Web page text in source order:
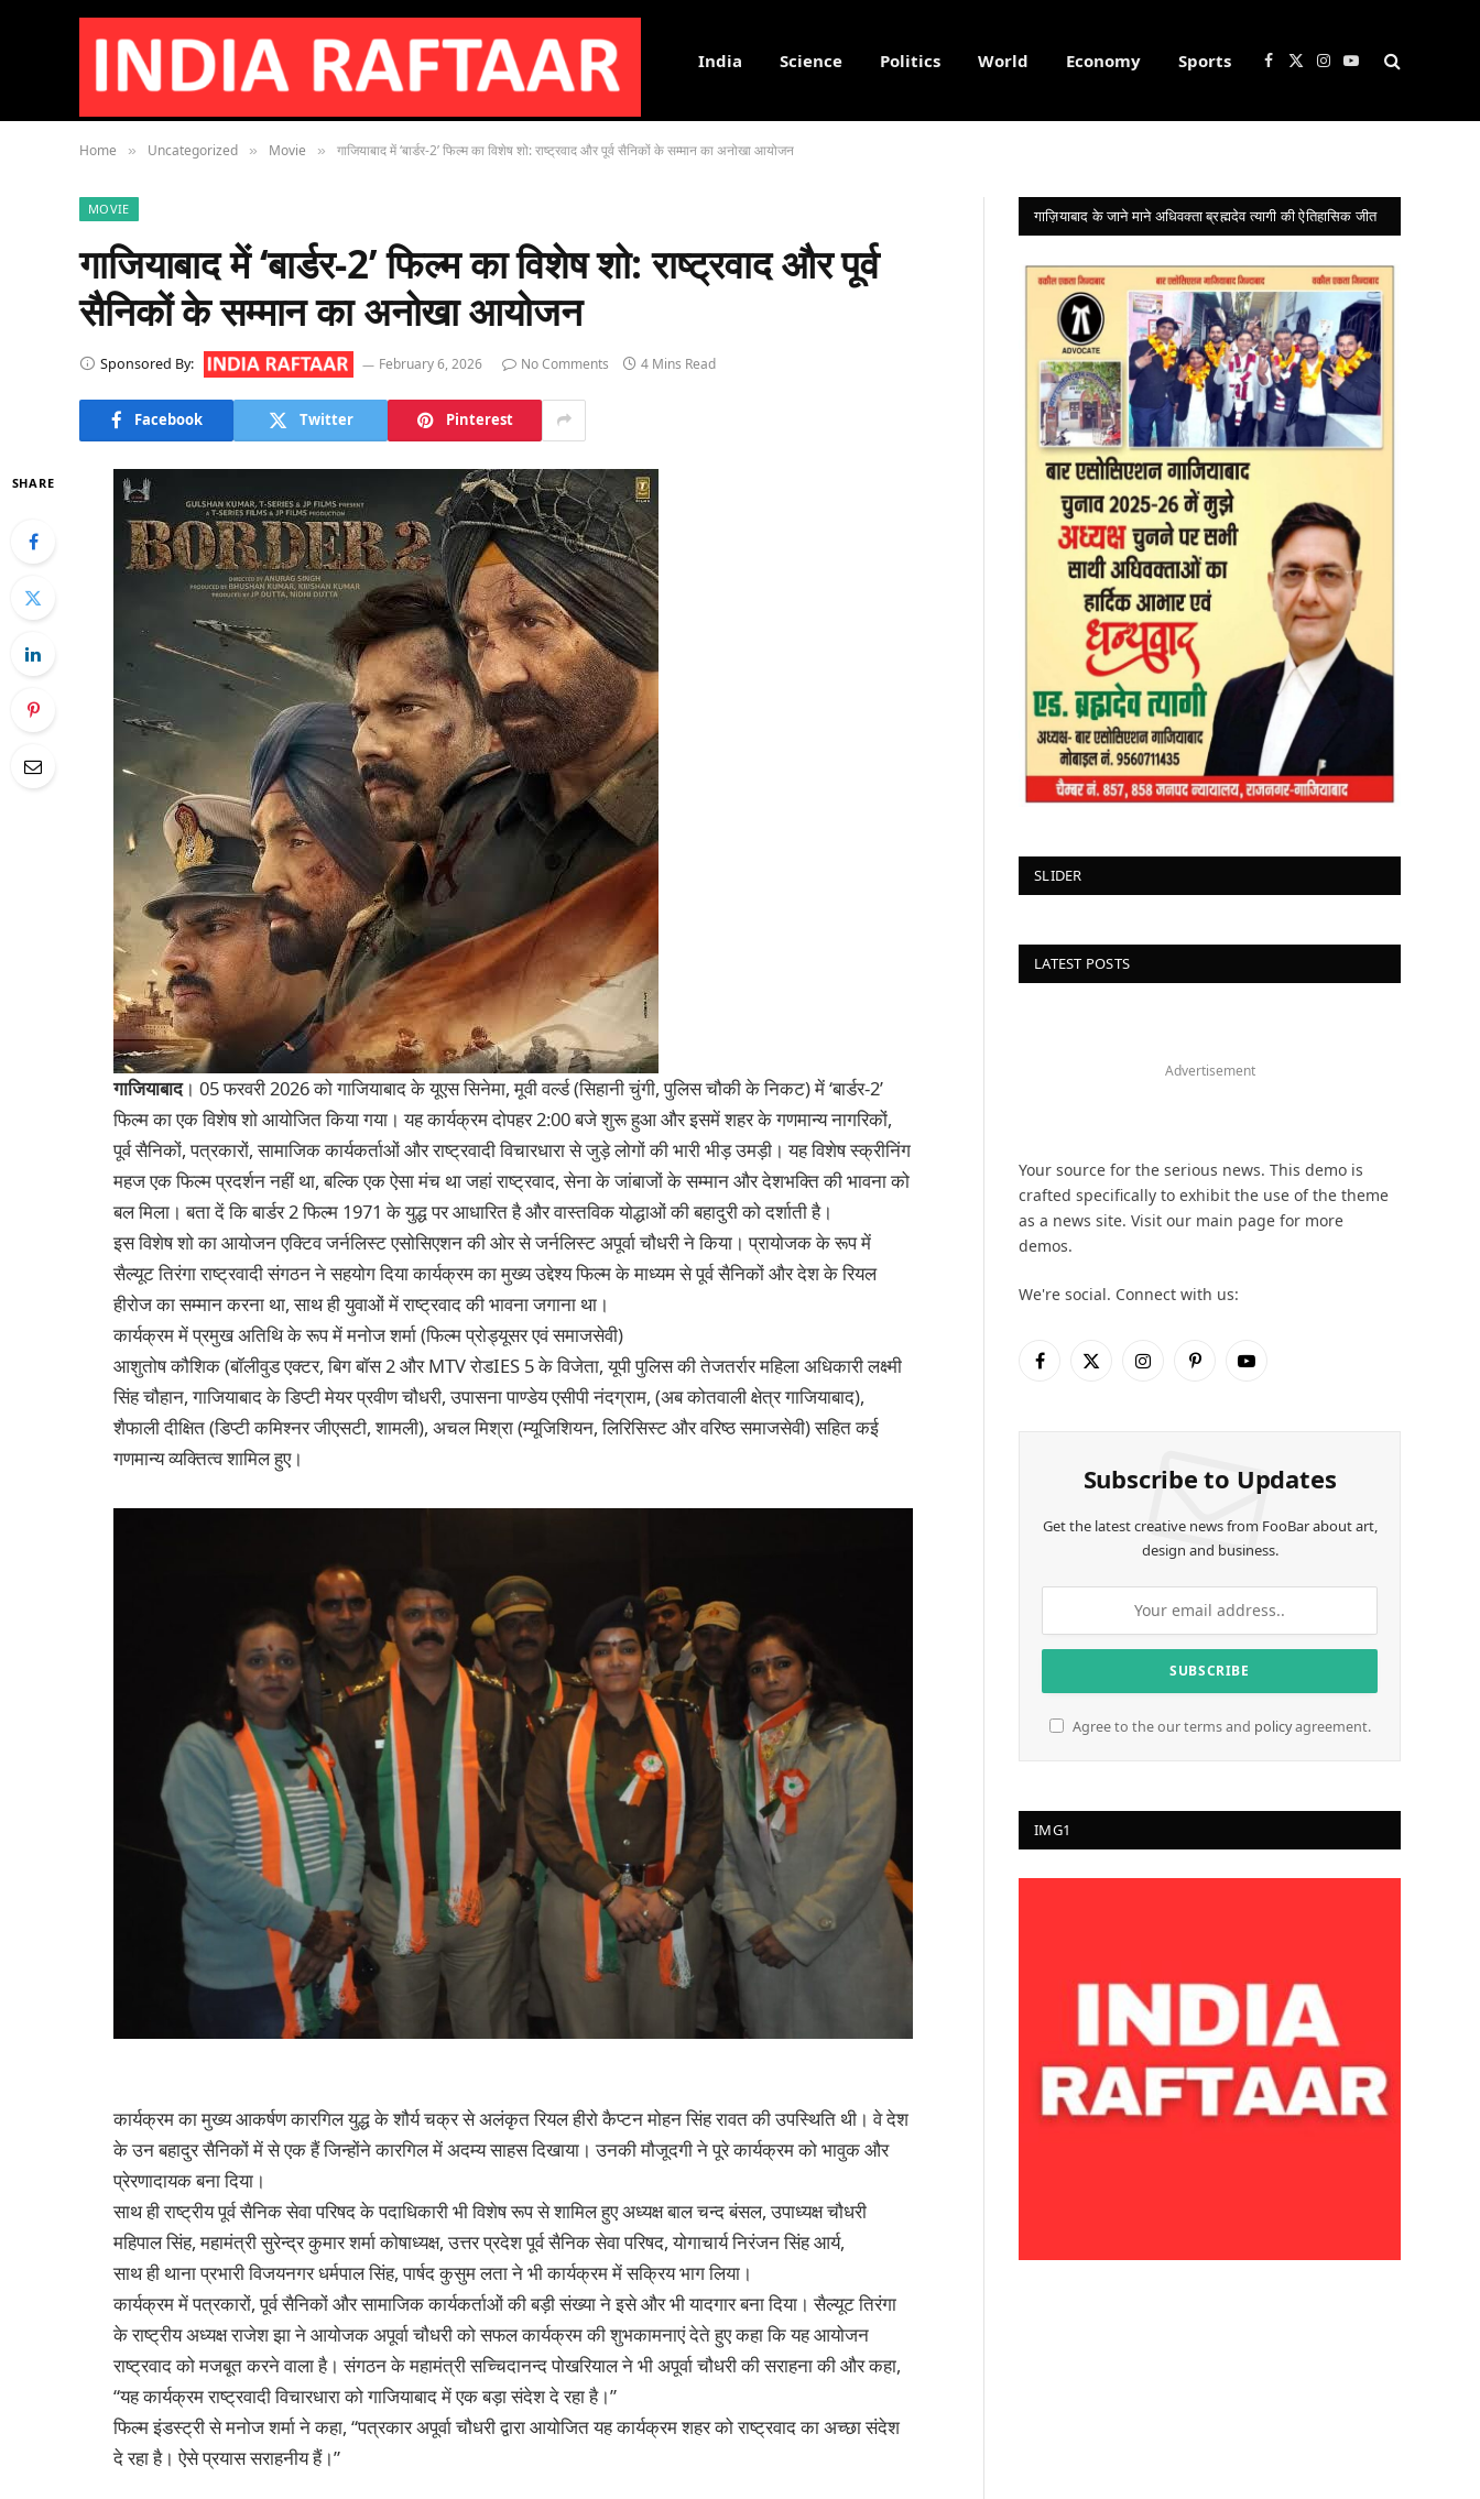
India Science Politics World Economy Sports Facebook
X
Instagram
YouTube
Home » Uncategorized » Movie » गाजियाबाद में ‘बार्डर-2’ फिल्म का विशेष शो: राष्ट्रवाद और पूर्व सैनिकों के सम्मान का अनोखा आयोजन
MOVIE
गाजियाबाद में ‘बार्डर-2’ फिल्म का विशेष शो: राष्ट्रवाद और पूर्व
सैनिकों के सम्मान का अनोखा आयोजन
Sponsored By: February 6, 2026 No Comments 4 Mins Read
Facebook Twitter Pinterest
SHARE
गाजियाबाद। 05 फरवरी 2026 को गाजियाबाद के यूएस सिनेमा, मूवी वर्ल्ड (सिहानी चुंगी, पुलिस चौकी के निकट) में ‘बार्डर-2’
फिल्म का एक विशेष शो आयोजित किया गया। यह कार्यक्रम दोपहर 2:00 बजे शुरू हुआ और इसमें शहर के गणमान्य नागरिकों,
पूर्व सैनिकों, पत्रकारों, सामाजिक कार्यकर्ताओं और राष्ट्रवादी विचारधारा से जुड़े लोगों की भारी भीड़ उमड़ी। यह विशेष स्क्रीनिंग
महज एक फिल्म प्रदर्शन नहीं था, बल्कि एक ऐसा मंच था जहां राष्ट्रवाद, सेना के जांबाजों के सम्मान और देशभक्ति की भावना को
बल मिला। बता दें कि बार्डर 2 फिल्म 1971 के युद्ध पर आधारित है और वास्तविक योद्धाओं की बहादुरी को दर्शाती है।
इस विशेष शो का आयोजन एक्टिव जर्नलिस्ट एसोसिएशन की ओर से जर्नलिस्ट अपूर्वा चौधरी ने किया। प्रायोजक के रूप में
सैल्यूट तिरंगा राष्ट्रवादी संगठन ने सहयोग दिया कार्यक्रम का मुख्य उद्देश्य फिल्म के माध्यम से पूर्व सैनिकों और देश के रियल
हीरोज का सम्मान करना था, साथ ही युवाओं में राष्ट्रवाद की भावना जगाना था।
कार्यक्रम में प्रमुख अतिथि के रूप में मनोज शर्मा (फिल्म प्रोड्यूसर एवं समाजसेवी)
आशुतोष कौशिक (बॉलीवुड एक्टर, बिग बॉस 2 और MTV रोडIES 5 के विजेता, यूपी पुलिस की तेजतर्रार महिला अधिकारी लक्ष्मी
सिंह चौहान, गाजियाबाद के डिप्टी मेयर प्रवीण चौधरी, उपासना पाण्डेय एसीपी नंदग्राम, (अब कोतवाली क्षेत्र गाजियाबाद),
शैफाली दीक्षित (डिप्टी कमिश्नर जीएसटी, शामली), अचल मिश्रा (म्यूजिशियन, लिरिसिस्ट और वरिष्ठ समाजसेवी) सहित कई
गणमान्य व्यक्तित्व शामिल हुए।
कार्यक्रम का मुख्य आकर्षण कारगिल युद्ध के शौर्य चक्र से अलंकृत रियल हीरो कैप्टन मोहन सिंह रावत की उपस्थिति थी। वे देश
के उन बहादुर सैनिकों में से एक हैं जिन्होंने कारगिल में अदम्य साहस दिखाया। उनकी मौजूदगी ने पूरे कार्यक्रम को भावुक और
प्रेरणादायक बना दिया।
साथ ही राष्ट्रीय पूर्व सैनिक सेवा परिषद के पदाधिकारी भी विशेष रूप से शामिल हुए अध्यक्ष बाल चन्द बंसल, उपाध्यक्ष चौधरी
महिपाल सिंह, महामंत्री सुरेन्द्र कुमार शर्मा कोषाध्यक्ष, उत्तर प्रदेश पूर्व सैनिक सेवा परिषद, योगाचार्य निरंजन सिंह आर्य,
साथ ही थाना प्रभारी विजयनगर धर्मपाल सिंह, पार्षद कुसुम लता ने भी कार्यक्रम में सक्रिय भाग लिया।
कार्यक्रम में पत्रकारों, पूर्व सैनिकों और सामाजिक कार्यकर्ताओं की बड़ी संख्या ने इसे और भी यादगार बना दिया। सैल्यूट तिरंगा
के राष्ट्रीय अध्यक्ष राजेश झा ने आयोजक अपूर्वा चौधरी को सफल कार्यक्रम की शुभकामनाएं देते हुए कहा कि यह आयोजन
राष्ट्रवाद को मजबूत करने वाला है। संगठन के महामंत्री सच्चिदानन्द पोखरियाल ने भी अपूर्वा चौधरी की सराहना की और कहा,
“यह कार्यक्रम राष्ट्रवादी विचारधारा को गाजियाबाद में एक बड़ा संदेश दे रहा है।”
फिल्म इंडस्ट्री से मनोज शर्मा ने कहा, “पत्रकार अपूर्वा चौधरी द्वारा आयोजित यह कार्यक्रम शहर को राष्ट्रवाद का अच्छा संदेश
दे रहा है। ऐसे प्रयास सराहनीय हैं।”
गाज़ियाबाद के जाने माने अधिवक्ता ब्रह्मदेव त्यागी की ऐतिहासिक जीत
SLIDER
LATEST POSTS
Advertisement
Your source for the serious news. This demo is
crafted specifically to exhibit the use of the theme
as a news site. Visit our main page for more
demos.
We're social. Connect with us:
Facebook
X
InstagramPinterestYouTube
Subscribe to Updates
Get the latest creative news from FooBar about art,
design and business.
Agree to the our terms and policyagreement.
IMG1